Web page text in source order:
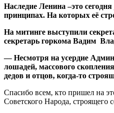
Наследие Ленина –это
принципах. На которых её
На митинге выступили
секретарь горкома Вадим
— Несмотря на усердие
лошадей, массового
дедов и отцов, когда-то
Спасибо всем, кто пришел на
Советского Народа, строящего